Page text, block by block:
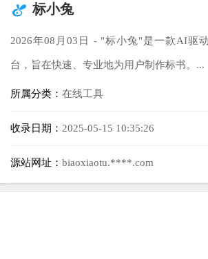
标小兔
2026年08月03日 - "标小兔"是一款AI驱
台，旨在快速、专业地为用户制作标书。...
所属分类： 在线工具
收录日期： 2025-05-15 10:35:26
源站网址： biaoxiaotu.****.com